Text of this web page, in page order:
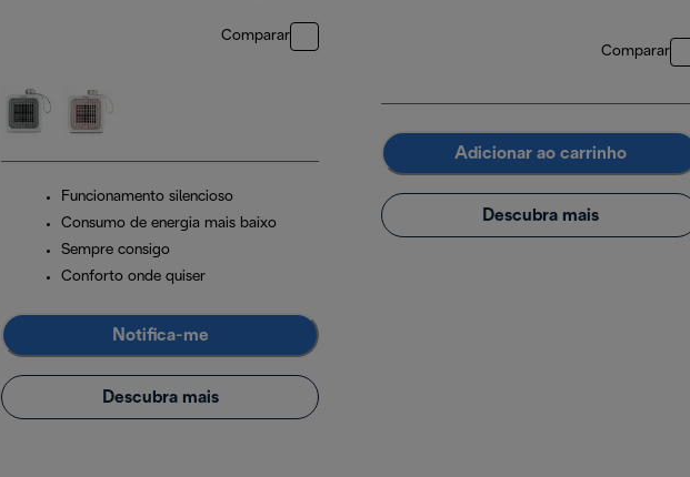
Comparar
Funcionamento silencioso
Consumo de energia mais baixo
Sempre consigo
Conforto onde quiser
Notifica-me
Descubra mais
Comparar
Adicionar ao carrinho
Descubra mais